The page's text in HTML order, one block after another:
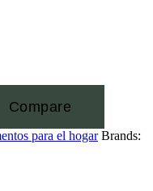
Compare
para el hogar Brands: